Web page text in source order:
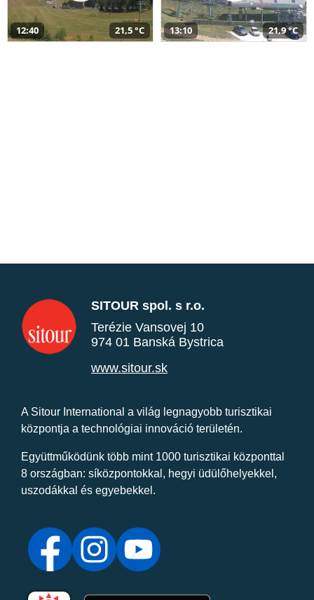
12:40 21,5 °C 13:10 21,9 °C
SITOUR spol. s r.o.
Terézie Vansovej 10
974 01 Banská Bystrica
www.sitour.sk
A Sitour International a világ legnagyobb turisztikai
központja a technológiai innováció területén.
Együttműködünk több mint 1000 turisztikai központtal
8 országban: síközpontokkal, hegyi üdülőhelyekkel,
uszodákkal és egyebekkel.